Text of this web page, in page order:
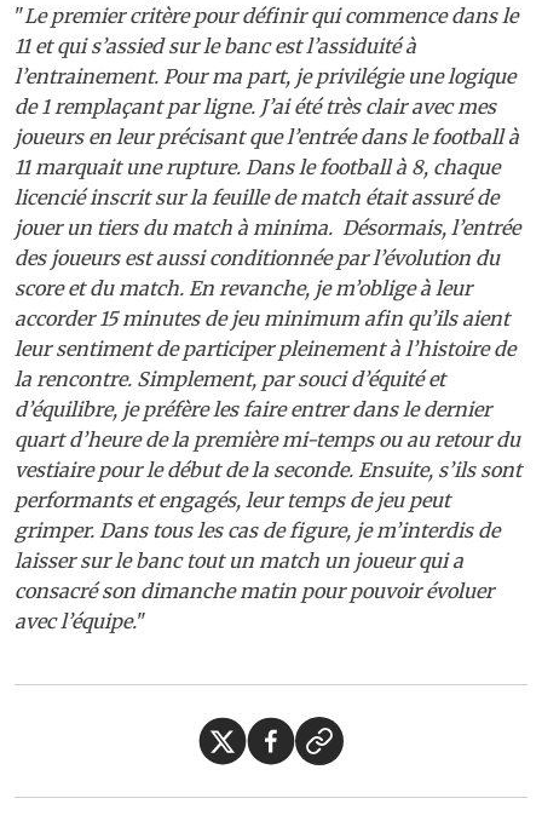
"Le premier critère pour définir qui commence dans le
11 et qui s’assied sur le banc est l’assiduité à
l’entrainement. Pour ma part, je privilégie une logique
de 1 remplaçant par ligne. J’ai été très clair avec mes
joueurs en leur précisant que l’entrée dans le football à
11 marquait une rupture. Dans le football à 8, chaque
licencié inscrit sur la feuille de match était assuré de
jouer un tiers du match à minima. Désormais, l’entrée
des joueurs est aussi conditionnée par l’évolution du
score et du match. En revanche, je m’oblige à leur
accorder 15 minutes de jeu minimum afin qu’ils aient
leur sentiment de participer pleinement à l’histoire de
la rencontre. Simplement, par souci d’équité et
d’équilibre, je préfère les faire entrer dans le dernier
quart d’heure de la première mi-temps ou au retour du
vestiaire pour le début de la seconde. Ensuite, s’ils sont
performants et engagés, leur temps de jeu peut
grimper. Dans tous les cas de figure, je m’interdis de
laisser sur le banc tout un match un joueur qui a
consacré son dimanche matin pour pouvoir évoluer
avec l’équipe."